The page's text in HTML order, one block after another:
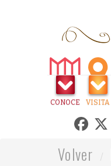
CONOCE VISITA
Volver